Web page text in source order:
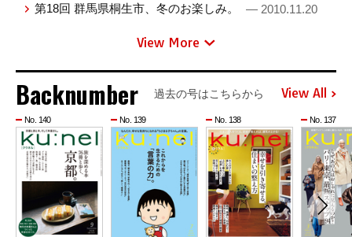
第18回 群馬県桐生市、冬のお楽しみ。
— 2010.11.20
View More
Backnumber 過去の号はこちらから View All
No. 140 No. 139 No. 138 No. 137